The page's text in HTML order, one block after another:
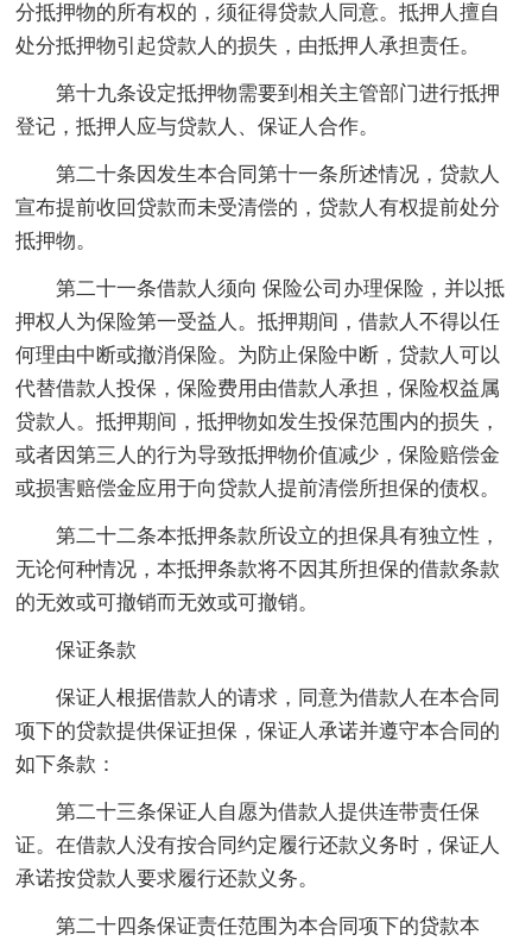
分抵押物的所有权的，须征得贷款人同意。抵押人擅自
处分抵押物引起贷款人的损失，由抵押人承担责任。
第十九条设定抵押物需要到相关主管部门进行抵押
登记，抵押人应与贷款人、保证人合作。
第二十条因发生本合同第十一条所述情况，贷款人
宣布提前收回贷款而未受清偿的，贷款人有权提前处分
抵押物。
第二十一条借款人须向 保险公司办理保险，并以抵
押权人为保险第一受益人。抵押期间，借款人不得以任
何理由中断或撤消保险。为防止保险中断，贷款人可以
代替借款人投保，保险费用由借款人承担，保险权益属
贷款人。抵押期间，抵押物如发生投保范围内的损失，
或者因第三人的行为导致抵押物价值减少，保险赔偿金
或损害赔偿金应用于向贷款人提前清偿所担保的债权。
第二十二条本抵押条款所设立的担保具有独立性，
无论何种情况，本抵押条款将不因其所担保的借款条款
的无效或可撤销而无效或可撤销。
保证条款
保证人根据借款人的请求，同意为借款人在本合同
项下的贷款提供保证担保，保证人承诺并遵守本合同的
如下条款：
第二十三条保证人自愿为借款人提供连带责任保
证。在借款人没有按合同约定履行还款义务时，保证人
承诺按贷款人要求履行还款义务。
第二十四条保证责任范围为本合同项下的贷款本